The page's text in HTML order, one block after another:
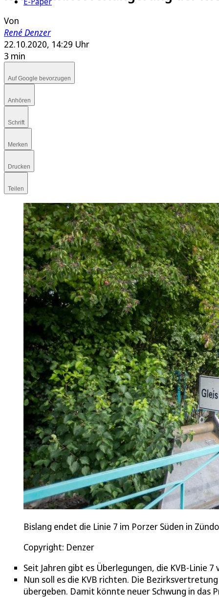
Von
René Denzer
22.10.2020, 14:29 Uhr
3 min
Auf Google bevorzugen
Anhören
Schrift
Merken
Drucken
Teilen
Bislang endet die Linie 7 im Porzer Süden in
Copyright: Denzer
Seit Jahren gibt es Überlegungen, die KVB-Linie
Nun soll es die KVB richten. Die
übergeben. Damit könnte neuer Schwung in das